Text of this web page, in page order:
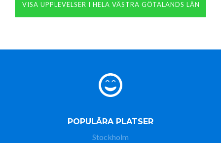
VISA UPPLEVELSER I HELA VÄSTRA GÖTALANDS LÄN
POPULÄRA PLATSER
Stockholm